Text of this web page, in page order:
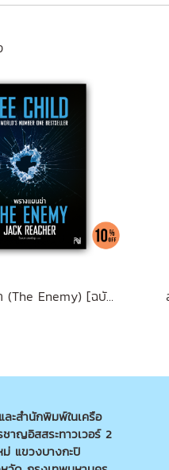
พรางแผนฆ่า (The Enemy) [ฉบับปรับปรุง] #8
ะสำนักพิมพ์ในเครือ
าญอิสสระทาวเวอร์ 2
แขวงบางกะปิ